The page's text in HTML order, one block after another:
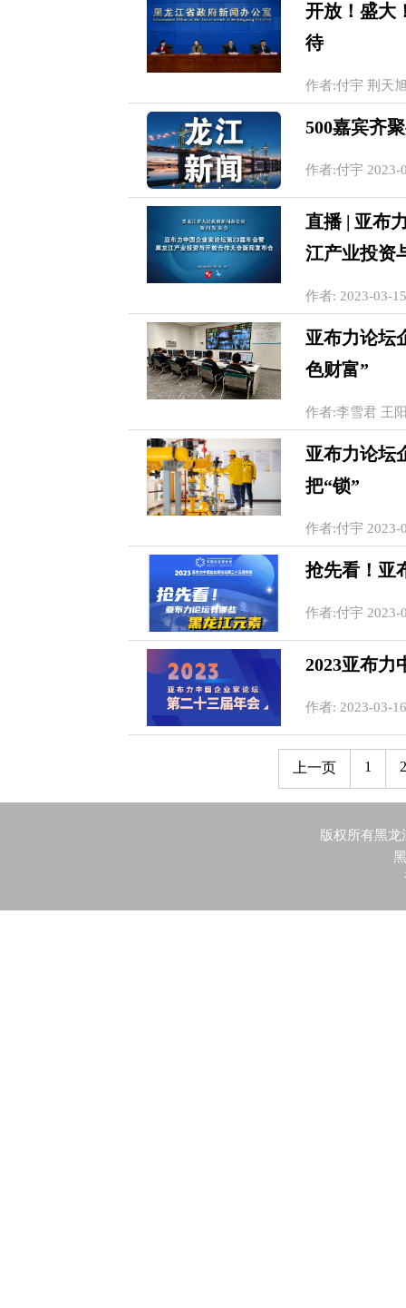
开放！盛大
待
作者:付宇 荆天
500嘉宾齐
作者:付宇 2023-
直播 | 亚布
江产业投资
作者: 2023-03-
亚布力论坛
色财富”
作者:李雪君 王
亚布力论坛
把“锁”
作者:付宇 2023-
抢先看！亚
作者:付宇 2023-
2023亚布力
作者: 2023-03-
上一页 1 2
版权所有黑